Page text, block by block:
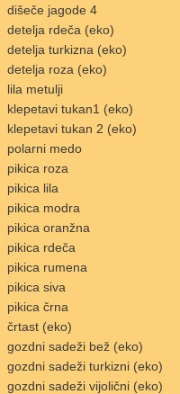
dišeče jagode 4
detelja rdeča (eko)
detelja turkizna (eko)
detelja roza (eko)
lila metulji
klepetavi tukan1 (eko)
klepetavi tukan 2 (eko)
polarni medo
pikica roza
pikica lila
pikica modra
pikica oranžna
pikica rdeča
pikica rumena
pikica siva
pikica črna
črtast (eko)
gozdni sadeži bež (eko)
gozdni sadeži turkizni (eko)
gozdni sadeži vijolični (eko)